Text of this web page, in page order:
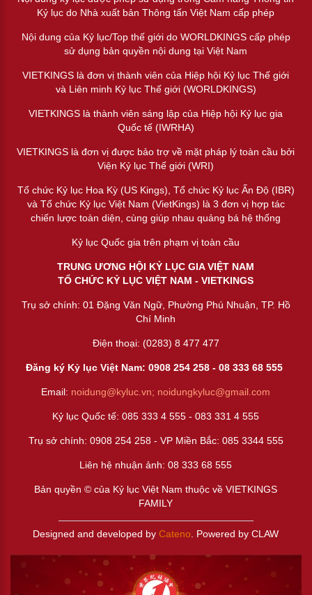
Kỷ lục do Nhà xuất bản Thông tấn Việt Nam cấp phép
Nội dung của Kỷ lục/Top thế giới do WORLDKINGS cấp phép
sử dụng bản quyền nội dung tại Việt Nam
VIETKINGS là đơn vị thành viên của Hiệp hội Kỷ lục Thế giới
và Liên minh Kỷ lục Thế giới (WORLDKINGS)
VIETKINGS là thành viên sáng lập của Hiệp hội Kỷ lục gia
Quốc tế (IWRHA)
VIETKINGS là đơn vị được bảo trợ về mặt pháp lý toàn cầu bởi
Viện Kỷ lục Thế giới (WRI)
Tổ chức Kỷ lục Hoa Kỳ (US Kings), Tổ chức Kỷ lục Ấn Độ (IBR)
và Tổ chức Kỷ lục Việt Nam (VietKings) là 3 đơn vị hợp tác
chiến lược toàn diện, cùng giúp nhau quảng bá hệ thống
Kỷ lục Quốc gia trên phạm vị toàn cầu
TRUNG ƯƠNG HỘI KỶ LỤC GIA VIỆT NAM
TỔ CHỨC KỶ LỤC VIỆT NAM - VIETKINGS
Trụ sở chính: 01 Đặng Văn Ngữ, Phường Phú Nhuận, TP. Hồ
Chí Minh
Điện thoại: (0283) 8 477 477
Đăng ký Kỷ lục Việt Nam: 0908 254 258 -08 333 68 555
Email: noidung@kyluc.vn; noidungkyluc@gmail.com
Kỷ lục Quốc tế: 085 333 4 555 - 083 331 4 555
Trụ sở chính: 0908 254 258 - VP Miền Bắc: 085 3344 555
Liên hệ nhuận ảnh:08 333 68 555
Bản quyền © của Kỷ lục Việt Nam thuộc về VIETKINGS
FAMILY
Designed and developed byCateno . Powered by CLAW